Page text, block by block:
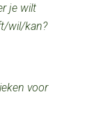
je wilt
wil/kan?
voor